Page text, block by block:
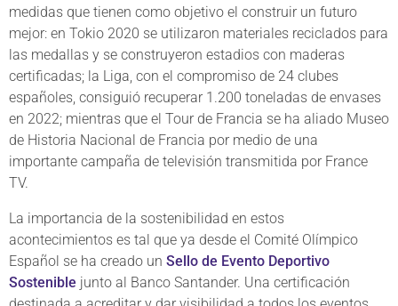
medidas que tienen como objetivo el construir un futuro
mejor: en Tokio 2020 se utilizaron materiales reciclados para
las medallas y se construyeron estadios con maderas
certificadas; la Liga, con el compromiso de 24 clubes
españoles, consiguió recuperar 1.200 toneladas de envases
en 2022; mientras que el Tour de Francia se ha aliado Museo
de Historia Nacional de Francia por medio de una
importante campaña de televisión transmitida por France
TV.
La importancia de la sostenibilidad en estos
acontecimientos es tal que ya desde el Comité Olímpico
Español se ha creado un Sello de Evento Deportivo
Sostenible junto al Banco Santander. Una certificación